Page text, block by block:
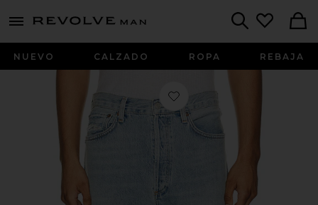
menu - shows more content
Revolve
NUEVO CALZADO ROPA REBAJA
Favorito 90's Jeans en Snapshot